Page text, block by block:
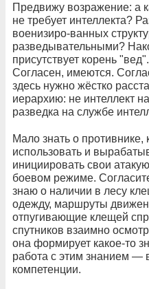
Предвижу возражение: а
не требует интеллекта?
военизиро-ванных
разведывательными?
присутствует корень
Согласен, имеются.
здесь нужно жёстко
иерархию: не интеллект
разведка на службе
Мало знать о противнике,
использовать и
инициировать свои
боевом режиме.
знаю о наличии в лесу
одежду, маршруты
отпугивающие клещей
спутников взаимно
она формирует какое-то
работа с этим знанием —
компетенции.